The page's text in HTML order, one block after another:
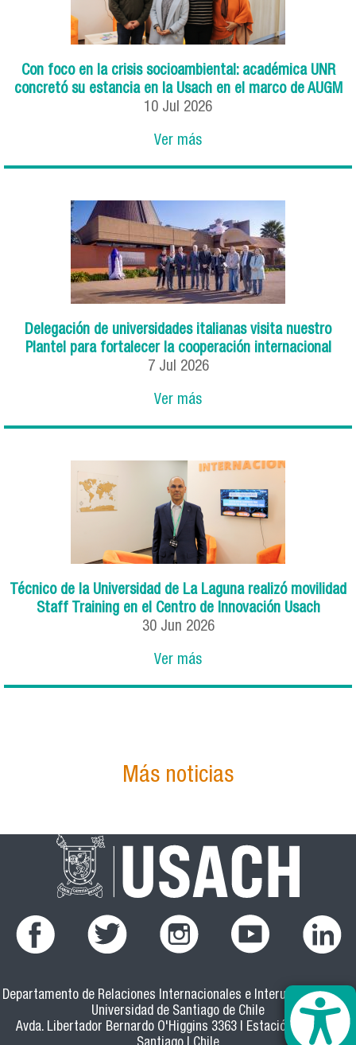
Con foco en la crisis socioambiental: académica UNR
concretó su estancia en la Usach en el marco de AUGM
10 Jul 2026
Ver más
Delegación de universidades italianas visita nuestro
Plantel para fortalecer la cooperación internacional
7 Jul 2026
Ver más
Técnico de la Universidad de La Laguna realizó movilidad
Staff Training en el Centro de Innovación Usach
30 Jun 2026
Ver más
Más noticias
Departamento de Relaciones Internacionales e Interuniversitarias
Universidad de Santiago de Chile
Avda. Libertador Bernardo O'Higgins 3363 | Estación Central |